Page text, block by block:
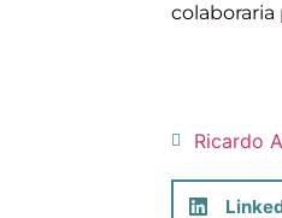
colaboraria
Ricardo